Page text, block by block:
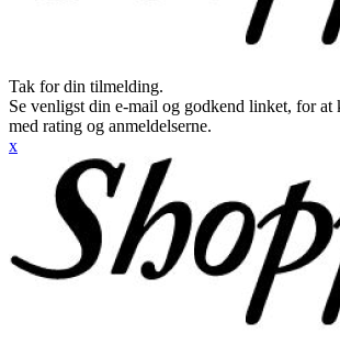
Tak for din tilmelding.
Se venligst din e-mail og godkend linket, for at
med rating og anmeldelserne.
x